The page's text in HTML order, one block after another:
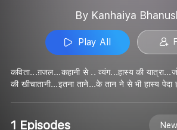
By Kanhaiya
Play All
कविता...ग़जल...कहानी से .. व्यंग...हास्य की
की खीचातानी...इतना ताने...के तान ने से भी हास्य पेदा
1 Episodes